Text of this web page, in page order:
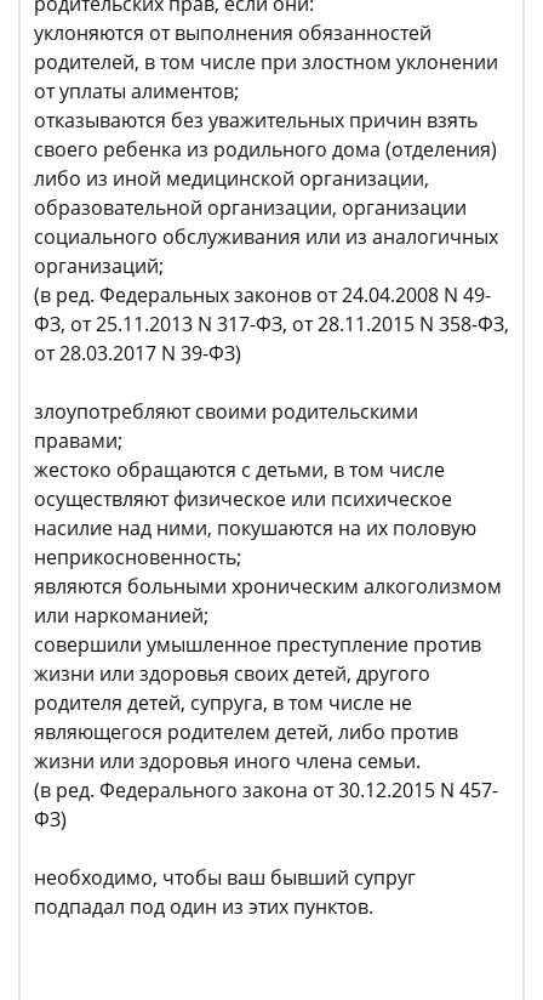
уклоняются от выполнения обязанностей
родителей, в том числе при злостном уклонении
от уплаты алиментов;
отказываются без уважительных причин взять
своего ребенка из родильного дома (отделения)
либо из иной медицинской организации,
образовательной организации, организации
социального обслуживания или из аналогичных
организаций;
(в ред. Федеральных законов от 24.04.2008 N 49-
ФЗ, от 25.11.2013 N 317-ФЗ, от 28.11.2015 N 358-ФЗ,
от 28.03.2017 N 39-ФЗ)
злоупотребляют своими родительскими
правами;
жестоко обращаются с детьми, в том числе
осуществляют физическое или психическое
насилие над ними, покушаются на их половую
неприкосновенность;
являются больными хроническим алкоголизмом
или наркоманией;
совершили умышленное преступление против
жизни или здоровья своих детей, другого
родителя детей, супруга, в том числе не
являющегося родителем детей, либо против
жизни или здоровья иного члена семьи.
(в ред. Федерального закона от 30.12.2015 N 457-
ФЗ)
необходимо, чтобы ваш бывший супруг
подпадал под один из этих пунктов.